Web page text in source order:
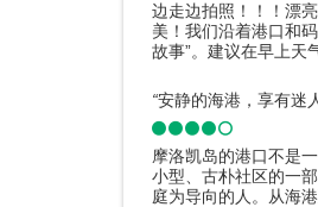
边走边拍照！！！漂
美！我们沿着港口和
故事”。建议在早上天
“安静的海港，享有迷
摩洛凯岛的港口不是
小型、古朴社区的一
庭为导向的人。从海